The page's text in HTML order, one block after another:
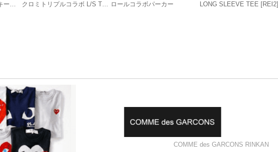
ーホ
クロミトリプルコラボ L/S TEE ロールコラボパーカー
LONG SLEEVE TEE [REI2]
COMME des GARCONS RINKAN